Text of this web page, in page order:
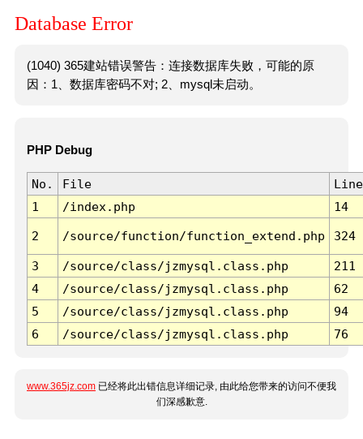
Database Error
(1040) 365建站错误警告：连接数据库失败，可能的原
因：1、数据库密码不对; 2、mysql未启动。
PHP Debug
No. File
Line
1
/index.php 14
2 /source/function/function_extend.php 324
3 /source/class/jzmysql.class.php
211
4
/source/class/jzmysql.class.php
62
5
/source/class/jzmysql.class.php
94
6
/source/class/jzmysql.class.php 76
www.365jz.com 已经将此出错信息详细记录, 由此给您带来的访问不便我
们深感歉意.